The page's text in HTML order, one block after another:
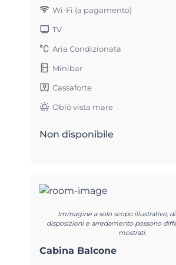
Wi-Fi (a pagamento)
TV
Aria Condizionata
Minibar
Cassaforte
Oblò vista mare
Non disponibile
Immagine a solo scopo illustrativo;
disposizioni e arredamento possono
mostrati.
Cabina Balcone